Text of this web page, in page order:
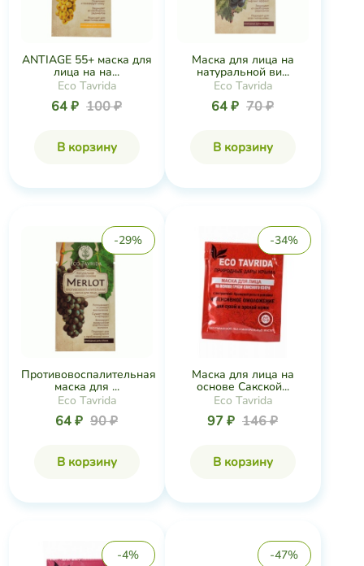
ANTIAGE 55+ маска для
лица на на...
Eco Tavrida
64 ₽ 100 ₽
В корзину
Маска для лица на
натуральной ви...
Eco Tavrida
64 ₽ 70 ₽
В корзину
-29%
Противовоспалительная
маска для ...
Eco Tavrida
64 ₽ 90 ₽
В корзину
-34%
Маска для лица на
основе Сакской...
Eco Tavrida
97 ₽ 146 ₽
В корзину
-4% -47%